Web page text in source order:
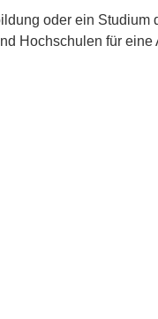
oder ein
Hochschulen für